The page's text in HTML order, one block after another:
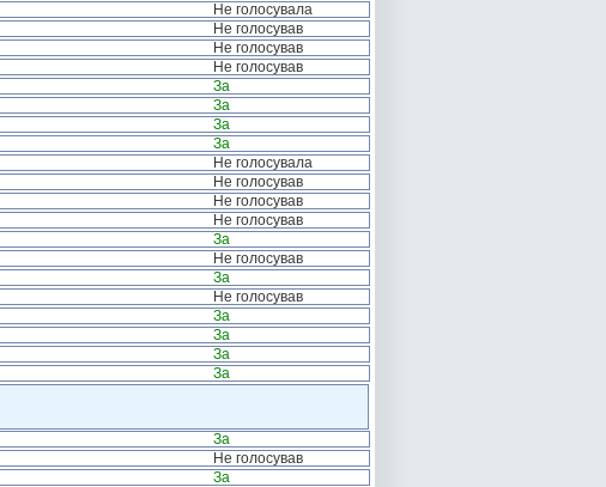
Не голосувала
Не голосував
Не голосував
Не голосував
За
За
За
За
Не голосувала
Не голосував
Не голосував
Не голосував
За
Не голосував
За
Не голосував
За
За
За
За
За
Не голосував
За